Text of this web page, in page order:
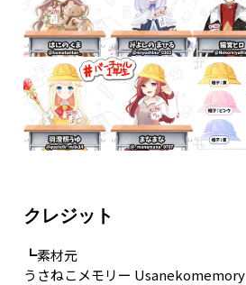
クレジット
┗素材元
うさねこメモリー Usanekomemory